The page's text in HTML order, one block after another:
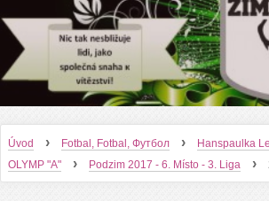
Úvod › Fotbal, Fotbal, Футбол › Hanspaulka
OLYMP "A"
› Podzim 2017 - 6. Místo - 3. Liga ›